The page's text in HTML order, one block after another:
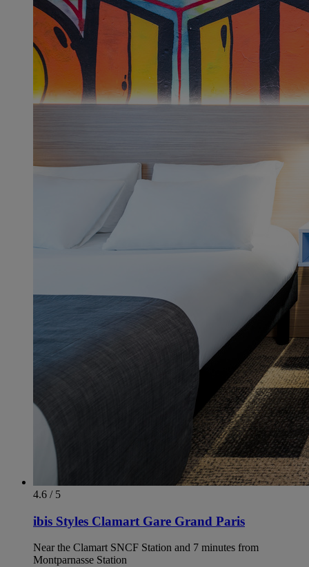
4.6 / 5
ibis Styles Clamart Gare Grand Paris
Near the Clamart SNCF Station and 7 minutes from
Montparnasse Station